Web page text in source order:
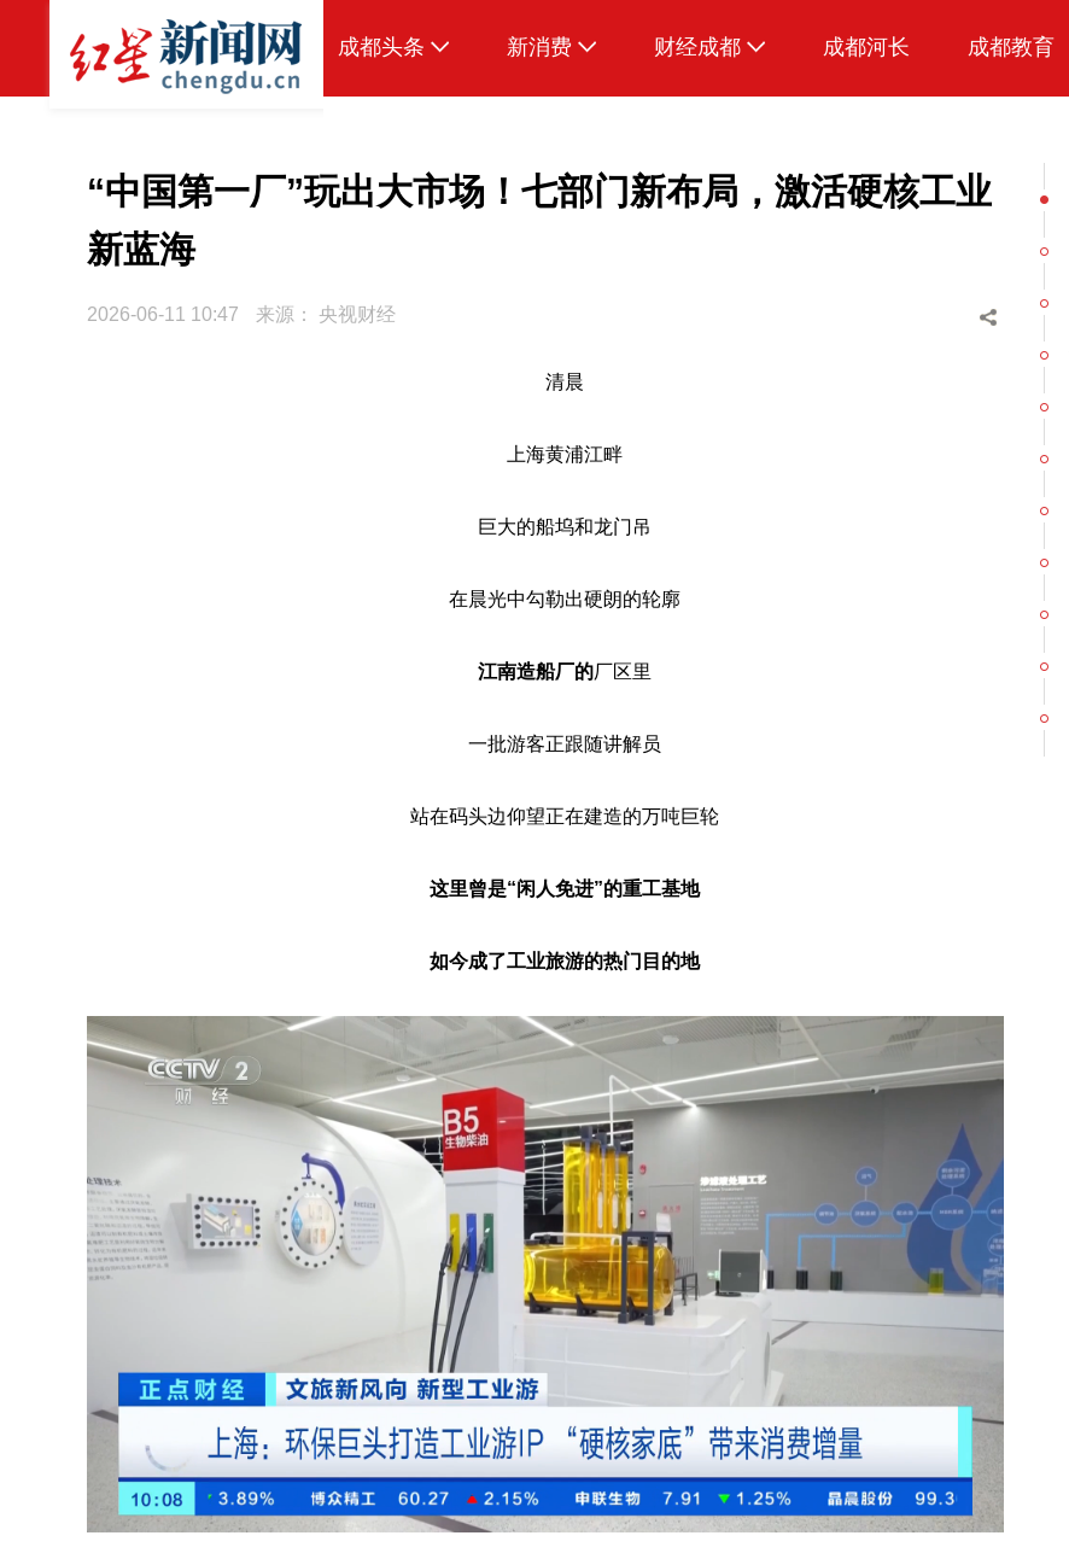
成都头条
本地
新消费 财经成都 成都河长 成都教育
“中国第一厂”玩出大市场！七部门新布局，激活硬核工业
新蓝海
2026-06-11 10:47 来源： 央视财经
清晨
上海黄浦江畔
巨大的船坞和龙门吊
在晨光中勾勒出硬朗的轮廓
江南造船厂的厂区里
一批游客正跟随讲解员
站在码头边仰望正在建造的万吨巨轮
这里曾是“闲人免进”的重工基地
如今成了工业旅游的热门目的地